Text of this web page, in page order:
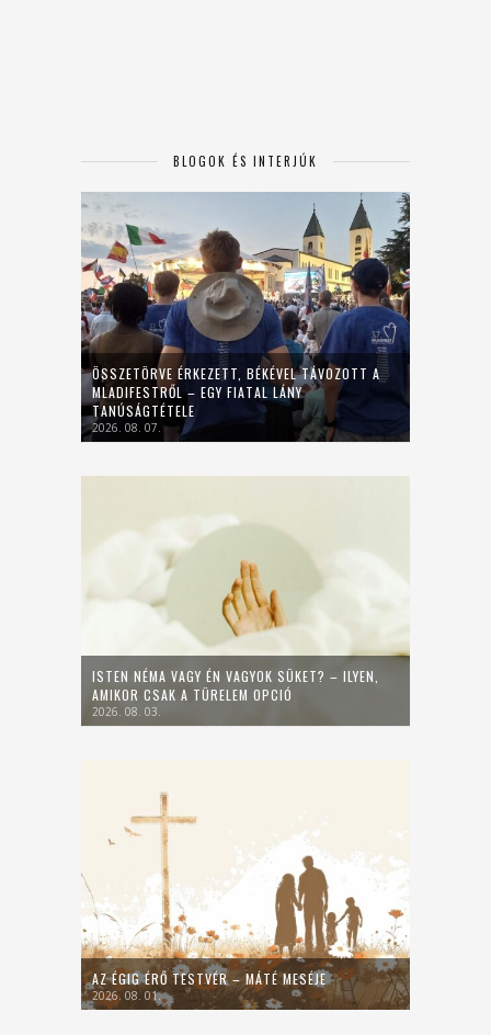
BLOGOK ÉS INTERJÚK
ÖSSZETÖRVE ÉRKEZETT, BÉKÉVEL TÁVOZOTT A
MLADIFESTRŐL – EGY FIATAL LÁNY
TANÚSÁGTÉTELE
2026. 08. 07.
ISTEN NÉMA VAGY ÉN VAGYOK SÜKET? – ILYEN,
AMIKOR CSAK A TÜRELEM OPCIÓ
2026. 08. 03.
AZ ÉGIG ÉRŐ TESTVÉR – MÁTÉ MESÉJE
2026. 08. 01.